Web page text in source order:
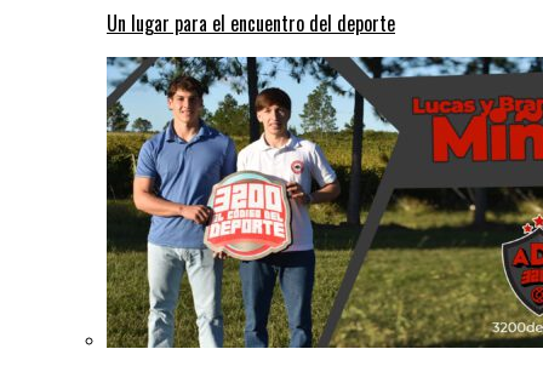
Un lugar para el encuentro del deporte